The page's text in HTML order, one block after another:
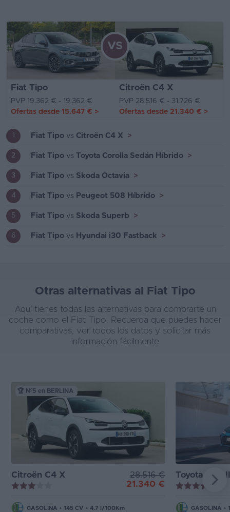
Fiat Tipo Citroën C4 X
VS
PVP 19.362 € - 19.362 €
PVP 28.516 € - 31.726 €
Ofertas desde 15.647 € > Ofertas desde 21.340 € >
1 Fiat Tipo vs Citroën C4 X >
2 Fiat Tipo vs Toyota Corolla Sedán Híbrido >
3 Fiat Tipo vs Skoda Octavia >
4 Fiat Tipo vs Peugeot 508 Híbrido >
5 Fiat Tipo vs Skoda Superb >
6 Fiat Tipo vs Hyundai i30 Fastback >
Otras alternativas al Fiat Tipo
Aquí tienes todas las alternativas para comprarte un
coche como el Fiat Tipo. Recuerda que puedes hacer
comparativas, ver todos los datos y solicitar más
información fácilmente
🏆 Nº5 en BERLINA
Citroën C4 X
28.516 €
21.340 €
GASOLINA • 145 CV • 4.7 l/100Km
Toyota Corolla
GASOLINA •